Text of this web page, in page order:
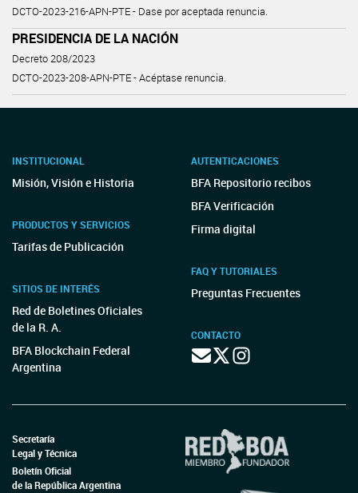
DCTO-2023-216-APN-PTE - Dase por aceptada renuncia.
PRESIDENCIA DE LA NACIÓN
Decreto 208/2023
DCTO-2023-208-APN-PTE - Acéptase renuncia.
INSTITUCIONAL
Misión, Visión e Historia
PRODUCTOS Y SERVICIOS
Tarifas de Publicación
SITIOS DE INTERÉS
Red de Boletines Oficiales
de la R. A.
BFA Blockchain Federal
Argentina
AUTENTICACIONES
BFA Repositorio recibos
BFA Verificación
Firma digital
FAQ Y TUTORIALES
Preguntas Frecuentes
CONTACTO
Secretaría
Legal y Técnica
Boletín Oficial
de la República Argentina